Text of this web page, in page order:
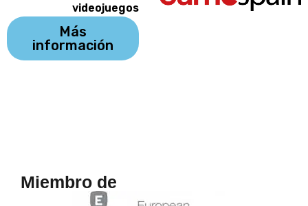
videojuegos
Más
información
Miembro de